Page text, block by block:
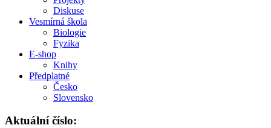
Diskuse
Vesmírná škola
Biologie
Fyzika
E-shop
Knihy
Předplatné
Česko
Slovensko
Aktuální číslo: